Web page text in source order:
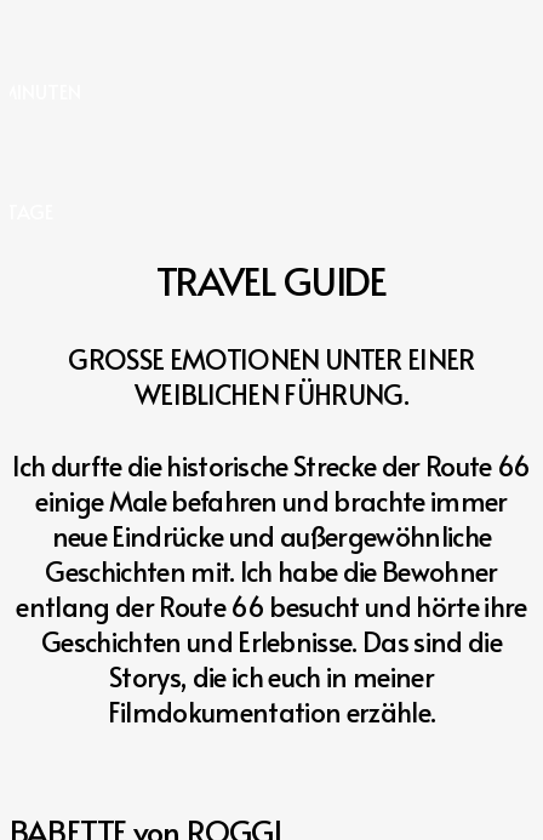
TRAVELGUIDE
GROSSE EMOTIONEN UNTER EINER
WEIBLICHEN FÜHRUNG.
Ich durfte die historische Strecke der Route 66
einige Male befahren und brachte immer
neue Eindrücke und außergewöhnliche
Geschichten mit. Ich habe die Bewohner
entlang der Route 66 besucht und hörte ihre
Geschichten und Erlebnisse. Das sind die
Storys, die ich euch in meiner
Filmdokumentation erzähle.
BABETTE von ROGGI